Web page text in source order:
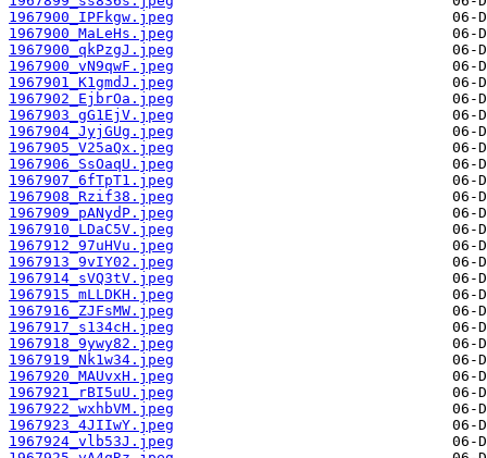
1967900_IPFkgw.jpeg
1967900_MaLeHs.jpeg
1967900_qkPzgJ.jpeg
1967900_vN9qwF.jpeg
1967901_K1gmdJ.jpeg
1967902_EjbrOa.jpeg
1967903_gG1EjV.jpeg
1967904_JyjGUg.jpeg
1967905_V25aQx.jpeg
1967906_SsOaqU.jpeg
1967907_6fTpT1.jpeg
1967908_Rzif38.jpeg
1967909_pANydP.jpeg
1967910_LDaC5V.jpeg
1967912_97uHVu.jpeg
1967913_9vIY02.jpeg
1967914_sVQ3tV.jpeg
1967915_mLLDKH.jpeg
1967916_ZJFsMW.jpeg
1967917_s134cH.jpeg
1967918_9ywy82.jpeg
1967919_Nk1w34.jpeg
1967920_MAUvxH.jpeg
1967921_rBI5uU.jpeg
1967922_wxhbVM.jpeg
1967923_4JIIwY.jpeg
1967924_vlb53J.jpeg